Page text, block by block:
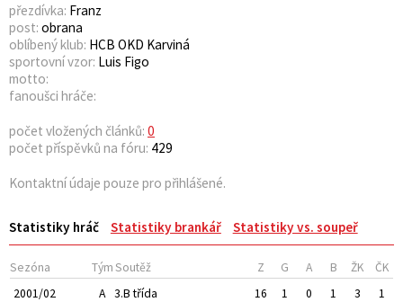
přezdívka: Franz
post: obrana
oblíbený klub: HCB OKD Karviná
sportovní vzor: Luis Figo
motto:
fanoušci hráče:
počet vložených článků: 0
počet příspěvků na fóru: 429
Kontaktní údaje pouze pro přihlášené.
Statistiky hráč Statistiky brankář Statistiky vs. soupeř
Sezóna TýmSoutěž Z G A B ŽK
ČK
2001/02
A 3.B třída 16 1 0 1 3
1